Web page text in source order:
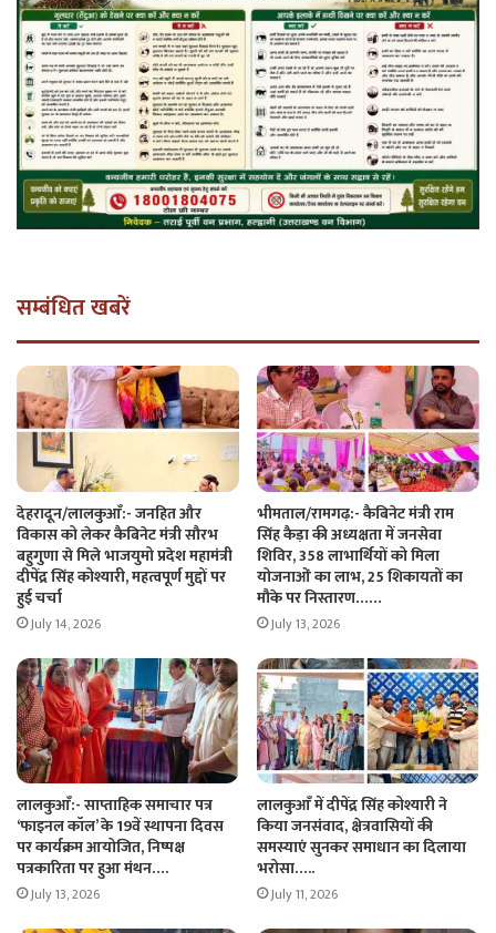
सम्बंधित खबरें
देहरादून/लालकुआँ:- जनहित और
विकास को लेकर कैबिनेट मंत्री सौरभ
बहुगुणा से मिले भाजयुमो प्रदेश महामंत्री
दीपेंद्र सिंह कोश्यारी, महत्वपूर्ण मुद्दों पर
हुई चर्चा
July 14, 2026
भीमताल/रामगढ़:- कैबिनेट मंत्री राम
सिंह कैड़ा की अध्यक्षता में जनसेवा
शिविर, 358 लाभार्थियों को मिला
योजनाओं का लाभ, 25 शिकायतों का
मौके पर निस्तारण……
July 13, 2026
लालकुआँ:- साप्ताहिक समाचार पत्र
‘फाइनल कॉल’ के 19वें स्थापना दिवस
पर कार्यक्रम आयोजित, निष्पक्ष
पत्रकारिता पर हुआ मंथन….
July 13, 2026
लालकुआँ में दीपेंद्र सिंह कोश्यारी ने
किया जनसंवाद, क्षेत्रवासियों की
समस्याएं सुनकर समाधान का दिलाया
भरोसा…..
July 11, 2026